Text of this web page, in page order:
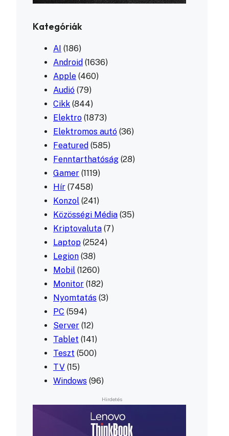
Kategóriák
AI (186)
Android (1636)
Apple (460)
Audió (79)
Cikk (844)
Elektro (1873)
Elektromos autó (36)
Featured (585)
Fenntarthatóság (28)
Gamer (1119)
Hír (7458)
Konzol (241)
Közösségi Média (35)
Kriptovaluta (7)
Laptop (2524)
Legion (38)
Mobil (1260)
Monitor (182)
Nyomtatás (3)
PC (594)
Server (12)
Tablet (141)
Teszt (500)
TV (15)
Windows (96)